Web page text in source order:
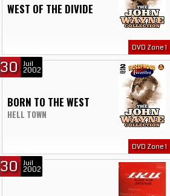
WEST OF THE DIVIDE
DVD Zone 1
30 Juil
2002
BORN TO THE WEST
HELL TOWN
DVD Zone 1
30 Juil
2002